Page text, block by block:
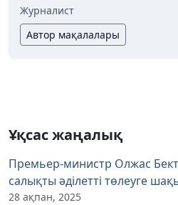
Журналист
Автор мақалалары
Ұқсас жаңалық
Премьер-министр Олжас
салықты әділетті төлеуге
28 ақпан, 2025